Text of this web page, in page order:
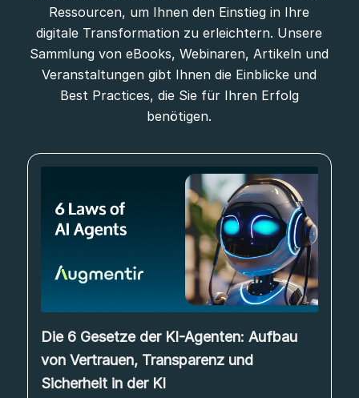
Ressourcen, um Ihnen den Einstieg in Ihre
digitale Transformation zu erleichtern. Unsere
Sammlung von eBooks, Webinaren, Artikeln und
Veranstaltungen gibt Ihnen die Einblicke und
Best Practices, die Sie für Ihren Erfolg
benötigen.
Die 6 Gesetze der KI-Agenten: Aufbau
von Vertrauen, Transparenz und
Sicherheit in der KI